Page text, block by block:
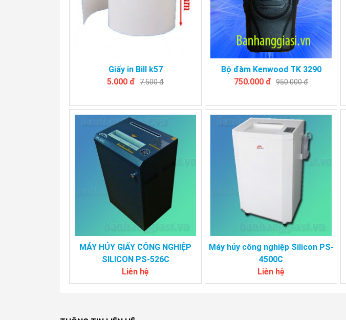
Giấy in Bill k57
5.000 đ 7.500 đ
Bộ đàm Kenwood TK 3290
750.000 đ 950.000 đ
MÁY HỦY GIẤY CÔNG NGHIỆP
SILICON PS-526C
Liên hệ
Máy hủy công nghiệp Silicon PS-
4500C
Liên hệ